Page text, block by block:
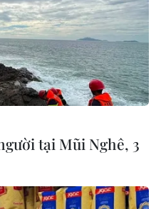
tại Mũi Nghê, 3